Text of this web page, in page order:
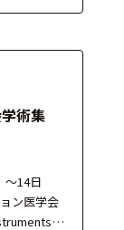
術集
～14日
ン医学会